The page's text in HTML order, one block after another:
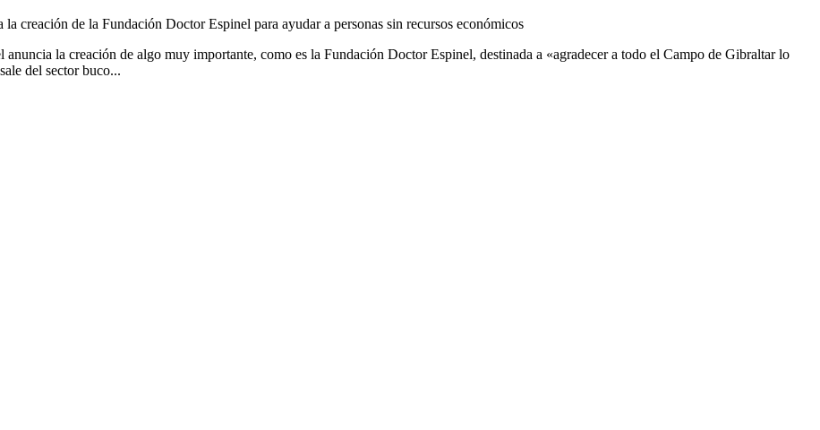
creación de la Fundación Doctor Espinel para ayudar a personas sin recursos económicos
la creación de algo muy importante, como es la Fundación Doctor Espinel, destinada a «agradecer a todo el Campo de Gibraltar lo
del sector buco...